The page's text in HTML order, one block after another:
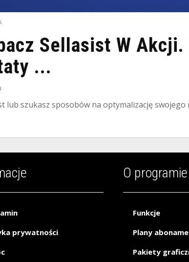
Sellasist W Akcji.
...
lub szukasz sposobów na optymalizację swojego
prywatności
O programie
Funkcje
Plany
Pakiety